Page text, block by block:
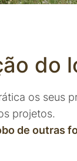
do
os seus
projetos.
de outras